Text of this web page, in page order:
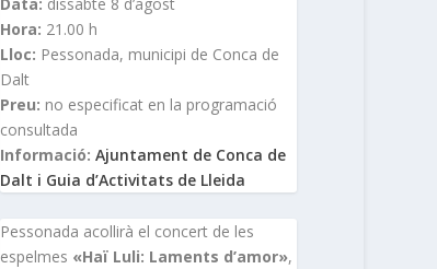
Hora: 21.00 h
Lloc: Pessonada, municipi de Conca de
Dalt
Preu: no especificat en la programació
consultada
Informació: Ajuntament de Conca de
Dalt i Guia d’Activitats de Lleida
Pessonada acollirà el concert de les
espelmes «Haï Luli: Laments d’amor»,